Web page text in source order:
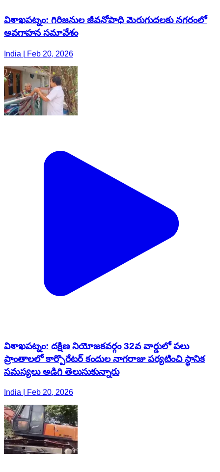
విశాఖపట్నం: గిరిజనుల జీవనోపాధి మెరుగుదలకు నగరంలో
అవగాహన సమావేశం
India | Feb 20, 2026
విశాఖపట్నం: దక్షిణ నియోజకవర్గం 32వ వార్డులో పలు
ప్రాంతాలలో కార్పొరేటర్ కందుల నాగరాజు పర్యటించి స్థానిక
సమస్యలు అడిగి తెలుసుకున్నారు
India | Feb 20, 2026